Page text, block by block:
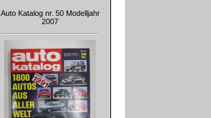
Auto Katalog nr. 50 Modelljahr
2007